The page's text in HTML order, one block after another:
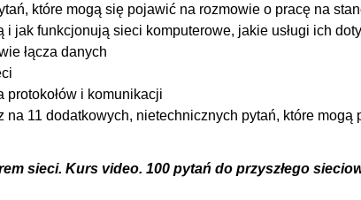
[32]
uruchomić EtherChannel? [33]
[34]
EtherChannel, kiedy z jednej strony używamy LACP, a z
sieci bezprzewodowych? [36]
sieciach WIFI? [37]
które mogą się pojawić na rozmowie o pracę na
i jak funkcjonują sieci komputerowe, jakie usługi ich
łącza danych
protokołów i komunikacji
na 11 dodatkowych, nietechnicznych pytań, które mogą
sieci. Kurs video. 100 pytań do przyszłego